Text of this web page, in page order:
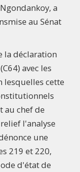
a
au Sénat
la déclaration
avec les
lesquelles cette
au chef de
l'analyse
une
219 et 220,
d'état de